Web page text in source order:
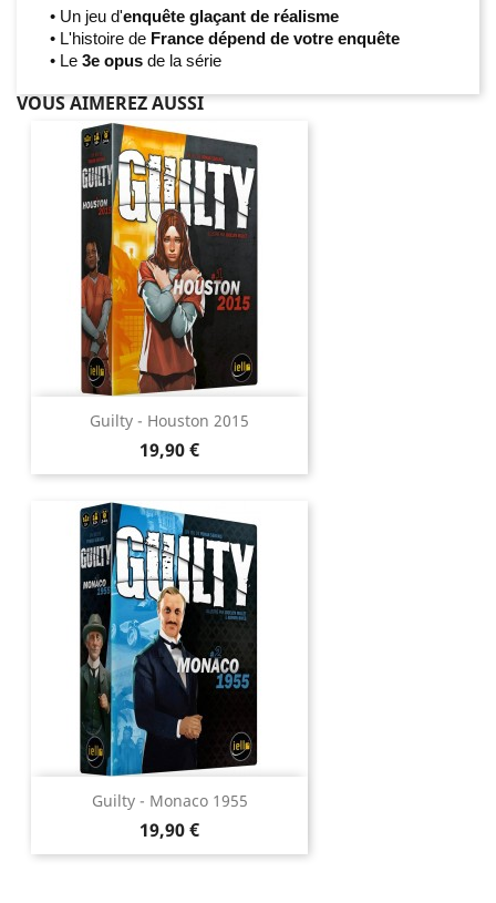
• Un jeu d'enquête glaçant de réalisme
• L'histoire de France dépend de votre enquête
• Le 3e opus de la série
VOUS AIMEREZ AUSSI
Guilty - Houston 2015
Prix
19,90 €
Guilty - Monaco 1955
Prix
19,90 €